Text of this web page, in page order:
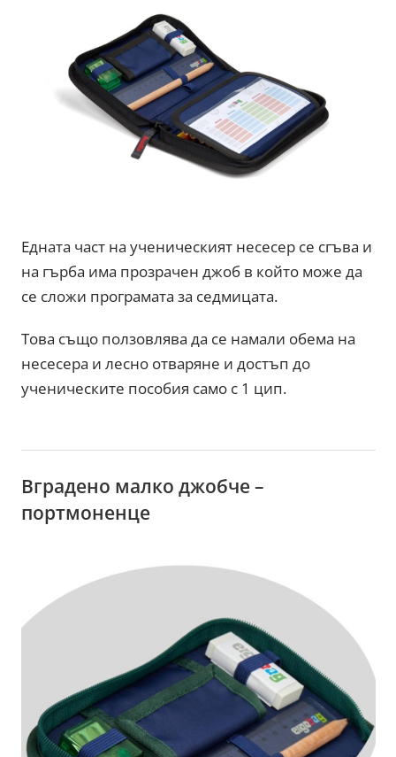
Едната част на ученическият несесер се сгъва и
на гърба има прозрачен джоб в който може да
се сложи програмата за седмицата.
Това също ползовлява да се намали обема на
несесера и лесно отваряне и достъп до
ученическите пособия само с 1 цип.
Вградено малко джобче –
портмоненце